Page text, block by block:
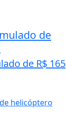
de
de R$ 165